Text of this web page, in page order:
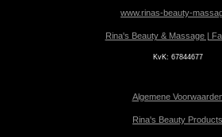
www.rinas-beauty-
Rina's Beauty & Massage |
KvK: 67844677
Algemene
Rina's Beauty Products